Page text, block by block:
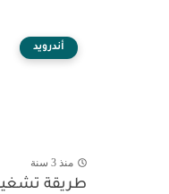
أندرويد
منذ 3 سنة
طريقة